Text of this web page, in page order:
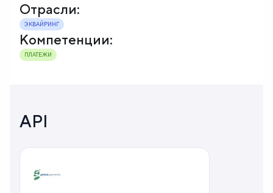
Отрасли:
ЭКВАЙРИНГ
Компетенции:
ПЛАТЕЖИ
API